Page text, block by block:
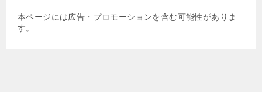
本ページには広告・プロモーションを含む可能性がありま
す。